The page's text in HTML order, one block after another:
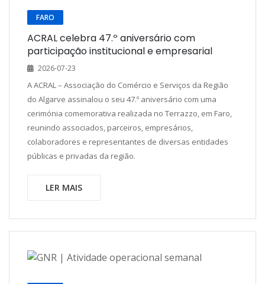
FARO
ACRAL celebra 47.º aniversário com
participação institucional e empresarial
2026-07-23
A ACRAL – Associação do Comércio e Serviços da Região
do Algarve assinalou o seu 47.º aniversário com uma
cerimónia comemorativa realizada no Terrazzo, em Faro,
reunindo associados, parceiros, empresários,
colaboradores e representantes de diversas entidades
públicas e privadas da região.
LER MAIS